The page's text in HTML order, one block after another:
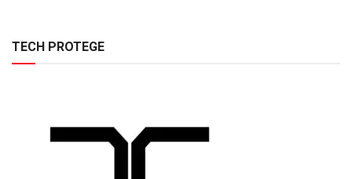
TECH PROTEGE